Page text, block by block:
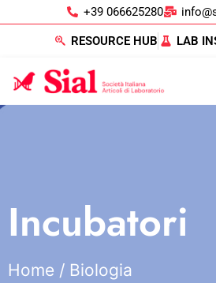
+39 066625280
RESOURCE HUB LAB
Incubatori
Home / Biologia